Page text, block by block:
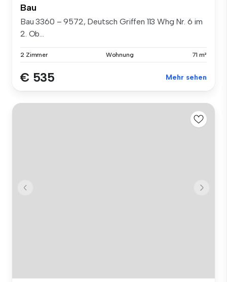
Bau
Bau 3360 – 9572, Deutsch Griffen 113 Whg Nr. 6 im
2. Ob...
2 Zimmer Wohnung 71 m²
€ 535 Mehr sehen